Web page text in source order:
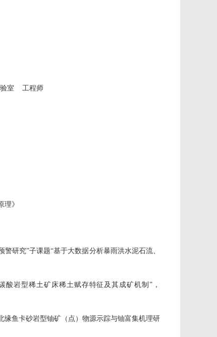
验室 工程师
》
研究”子课题“基于大数据分析暴雨洪水泥石流、
岩型稀土矿床稀土赋存特征及其成矿机制”，
鱼卡砂岩型铀矿（点）物源示踪与铀富集机理研